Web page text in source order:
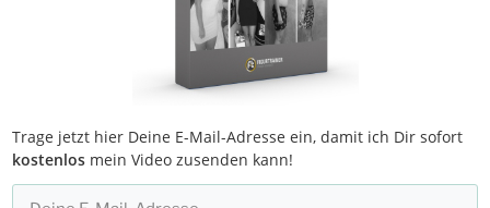
Trage jetzt hier Deine E-Mail-Adresse ein, damit ich Dir sofort
kostenlos mein Video zusenden kann!